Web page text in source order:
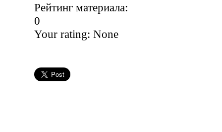
Рейтинг материала:
0
Your rating: None